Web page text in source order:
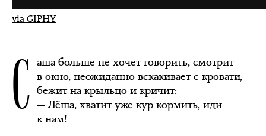
via GIPHY
С аша больше не хочет говорить, смотрит
в окно, неожиданно вскакивает с кровати,
бежит на крыльцо и кричит:
— Лёша, хватит уже кур кормить, иди
к нам!